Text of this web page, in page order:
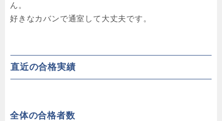
ん。
好きなカバンで通室して大丈夫です。
直近の合格実績
全体の合格者数